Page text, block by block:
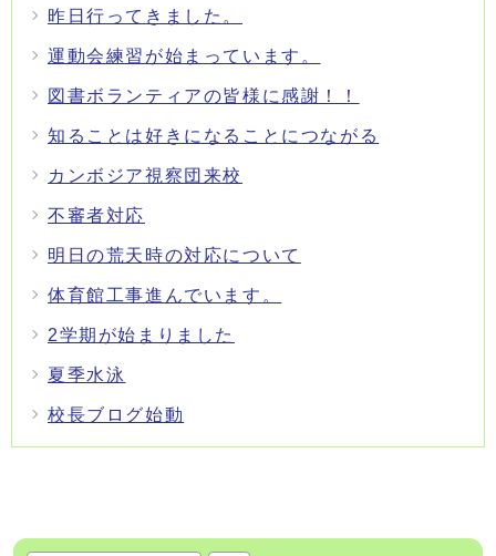
昨日行ってきました。
運動会練習が始まっています。
図書ボランティアの皆様に感謝！！
知ることは好きになることにつながる
カンボジア視察団来校
不審者対応
明日の荒天時の対応について
体育館工事進んでいます。
2学期が始まりました
夏季水泳
校長ブログ始動